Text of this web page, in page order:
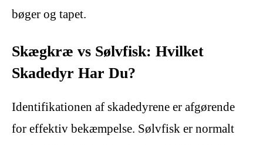
bøger og tapet.
Skægkræ vs Sølvfisk: Hvilket
Skadedyr Har Du?
Identifikationen af skadedyrene er afgørende
for effektiv bekæmpelse. Sølvfisk er normalt